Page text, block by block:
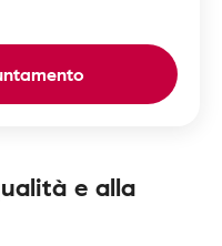
e alla